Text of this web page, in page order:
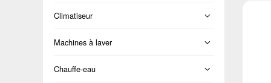
Cold Room
Français
Climatiseur
Séparation
Machines à laver
Lavage et séchage
Chauffe-eau